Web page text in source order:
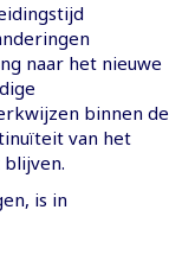
naar het nieuwe
binnen de
van het
is in